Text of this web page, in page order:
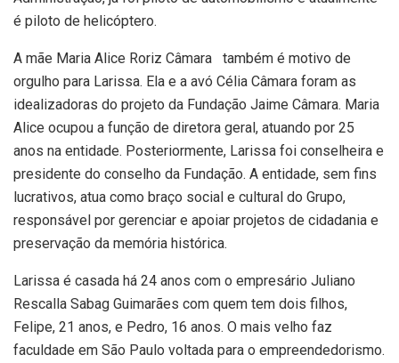
é piloto de helicóptero.
A mãe Maria Alice Roriz Câmara também é motivo de
orgulho para Larissa. Ela e a avó Célia Câmara foram as
idealizadoras do projeto da Fundação Jaime Câmara. Maria
Alice ocupou a função de diretora geral, atuando por 25
anos na entidade. Posteriormente, Larissa foi conselheira e
presidente do conselho da Fundação. A entidade, sem fins
lucrativos, atua como braço social e cultural do Grupo,
responsável por gerenciar e apoiar projetos de cidadania e
preservação da memória histórica.
Larissa é casada há 24 anos com o empresário Juliano
Rescalla Sabag Guimarães com quem tem dois filhos,
Felipe, 21 anos, e Pedro, 16 anos. O mais velho faz
faculdade em São Paulo voltada para o empreendedorismo.